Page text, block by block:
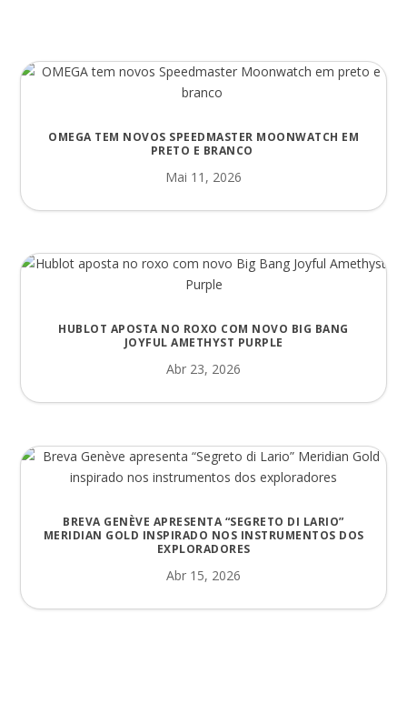
OMEGA TEM NOVOS SPEEDMASTER MOONWATCH EM
PRETO E BRANCO
Mai 11, 2026
HUBLOT APOSTA NO ROXO COM NOVO BIG BANG
JOYFUL AMETHYST PURPLE
Abr 23, 2026
BREVA GENÈVE APRESENTA “SEGRETO DI LARIO”
MERIDIAN GOLD INSPIRADO NOS INSTRUMENTOS DOS
EXPLORADORES
Abr 15, 2026